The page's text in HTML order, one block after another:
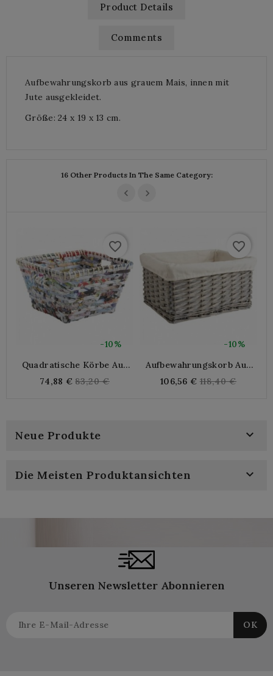
Product Details
Comments
Aufbewahrungskorb aus grauem Mais, innen mit
Jute ausgekleidet.
Größe: 24 x 19 x 13 cm.
16 Other Products In The Same Category:
-10%
favorite_border
Quadratische Körbe Aus
74,88 € Regular
83,20 €
-10%
favorite_border
Aufbewahrungskorb Aus
106,56 € Regular
118,40 €
Neue Produkte 
Die Meisten Produktansichten 
Unseren Newsletter Abonnieren